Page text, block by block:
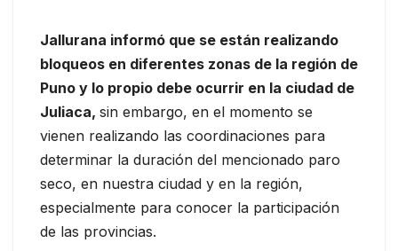
Jallurana informó que se están realizando
bloqueos en diferentes zonas de la región de
Puno y lo propio debe ocurrir en la ciudad de
Juliaca, sin embargo, en el momento se
vienen realizando las coordinaciones para
determinar la duración del mencionado paro
seco, en nuestra ciudad y en la región,
especialmente para conocer la participación
de las provincias.